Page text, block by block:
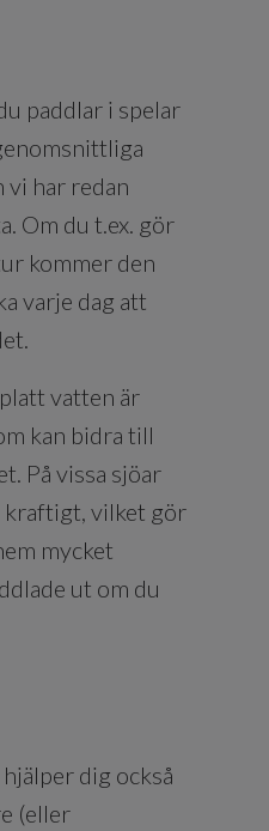
paddlar i spelar
vi har redan
Om du t.ex. gör
kommer den
varje dag att
vatten är
kan bidra till
På vissa sjöar
kraftigt, vilket gör
mycket
ut om du
hjälper dig också
(eller